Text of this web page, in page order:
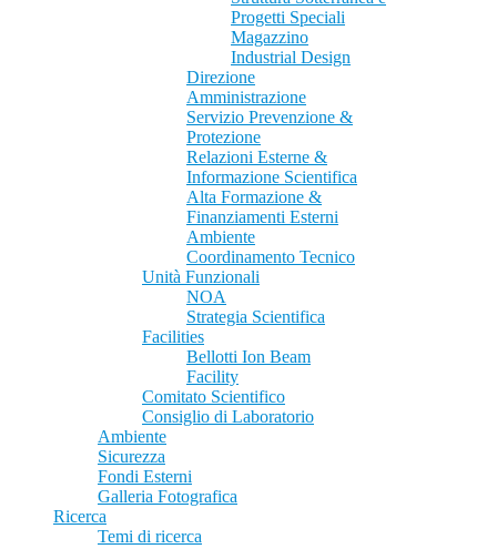
Progetti Speciali
Magazzino
Industrial Design
Direzione
Amministrazione
Servizio Prevenzione &
Protezione
Relazioni Esterne &
Informazione Scientifica
Alta Formazione &
Finanziamenti Esterni
Ambiente
Coordinamento Tecnico
Unità Funzionali
NOA
Strategia Scientifica
Facilities
Bellotti Ion Beam
Facility
Comitato Scientifico
Consiglio di Laboratorio
Ambiente
Sicurezza
Fondi Esterni
Galleria Fotografica
Ricerca
Temi di ricerca